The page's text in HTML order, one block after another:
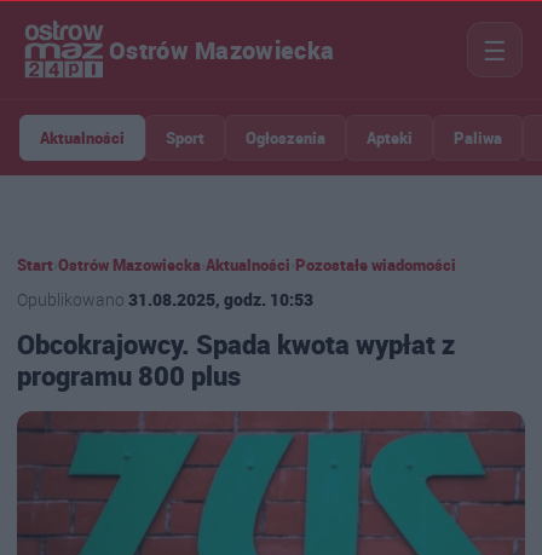
Ostrów Mazowiecka ☰
Aktualności Sport Ogłoszenia Apteki Paliwa
Start Ostrów Mazowiecka Aktualności Pozostałe wiadomości
Opublikowano 31.08.2025, godz. 10:53
Obcokrajowcy. Spada kwota wypłat z
programu 800 plus